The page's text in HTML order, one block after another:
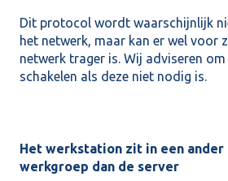
Dit protocol wordt waarschijnlijk
het netwerk, maar kan er wel voor
netwerk trager is. Wij adviseren
schakelen als deze niet nodig is.
Het werkstation zit in een ander
werkgroep dan de server